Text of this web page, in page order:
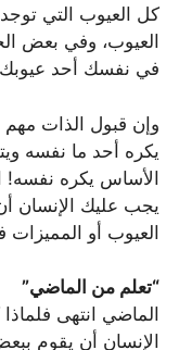
كل العيوب التي
العيوب، وفي بعض
في نفسك أحد
وإن قبول الذات مهم
يكره أحد ما نفسه
الأساس يكره نفسه!
يجب عليك الإنسان
العيوب أو المميزات
“تعلم من الماضي”
الماضي انتهى
الإنسان أن يقوم